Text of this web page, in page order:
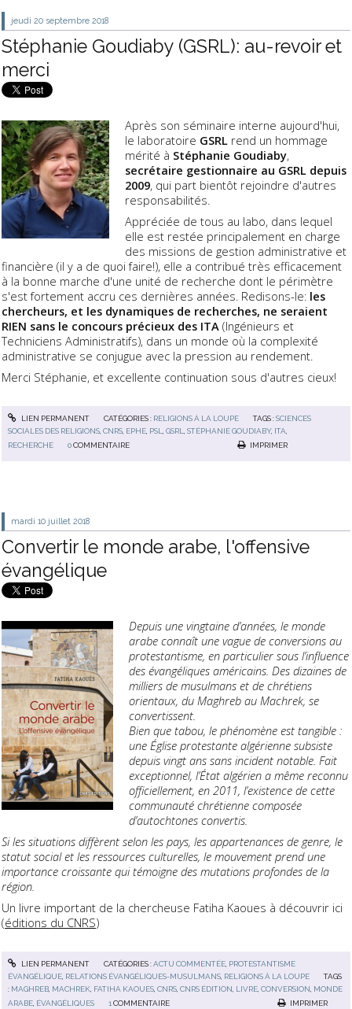
jeudi 20 septembre 2018
Stéphanie Goudiaby (GSRL): au-revoir et
merci
Après son séminaire interne aujourd'hui,
le laboratoire GSRL rend un hommage
mérité à Stéphanie Goudiaby,
secrétaire gestionnaire au GSRL depuis
2009, qui part bientôt rejoindre d'autres
responsabilités.
Appréciée de tous au labo, dans lequel
elle est restée principalement en charge
des missions de gestion administrative et
financière (il y a de quoi faire!), elle a contribué très efficacement
à la bonne marche d'une unité de recherche dont le périmètre
s'est fortement accru ces dernières années. Redisons-le: les
chercheurs, et les dynamiques de recherches, ne seraient
RIEN sans le concours précieux des ITA (Ingénieurs et
Techniciens Administratifs), dans un monde où la complexité
administrative se conjugue avec la pression au rendement.
Merci Stéphanie, et excellente continuation sous d'autres cieux!
LIEN PERMANENT CATÉGORIES : RELIGIONS À LA LOUPE TAGS :SCIENCES
SOCIALES DES RELIGIONS ,CNRS EPHE PSL ,GSRL ,STÉPHANIE GOUDIABY, ITA
RECHERCHE
0 COMMENTAIRE IMPRIMER
mardi 10 juillet 2018
Convertir le monde arabe, l'offensive
évangélique
Depuis une vingtaine d’années, le monde
arabe connaît une vague de conversions au
protestantisme, en particulier sous l’influence
des évangéliques américains. Des dizaines de
milliers de musulmans et de chrétiens
orientaux, du Maghreb au Machrek, se
convertissent.
Bien que tabou, le phénomène est tangible :
une Église protestante algérienne subsiste
depuis vingt ans sans incident notable. Fait
exceptionnel, l’État algérien a même reconnu
officiellement, en 2011, l’existence de cette
communauté chrétienne composée
d’autochtones convertis.
Si les situations diffèrent selon les pays, les appartenances de genre, le
statut social et les ressources culturelles, le mouvement prend une
importance croissante qui témoigne des mutations profondes de la
région.
Un livre important de la chercheuse Fatiha Kaoues à découvrir ici
(éditions du CNRS)
LIEN PERMANENT CATÉGORIES :ACTU COMMENTÉE, PROTESTANTISME
ÉVANGÉLIQUE RELATIONS ÉVANGÉLIQUES-MUSULMANS RELIGIONS À LA LOUPE
TAGS
: MAGHREB MACHREK FATIHA KAOUES ,CNRS ,CNRS ÉDITION LIVRE ,CONVERSION MONDE
ARABE, ÉVANGÉLIQUES 1 COMMENTAIRE IMPRIMER